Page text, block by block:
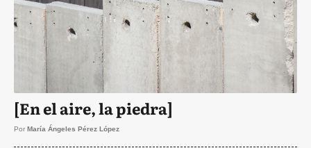
[En el aire, la piedra]
Por María Ángeles Pérez López